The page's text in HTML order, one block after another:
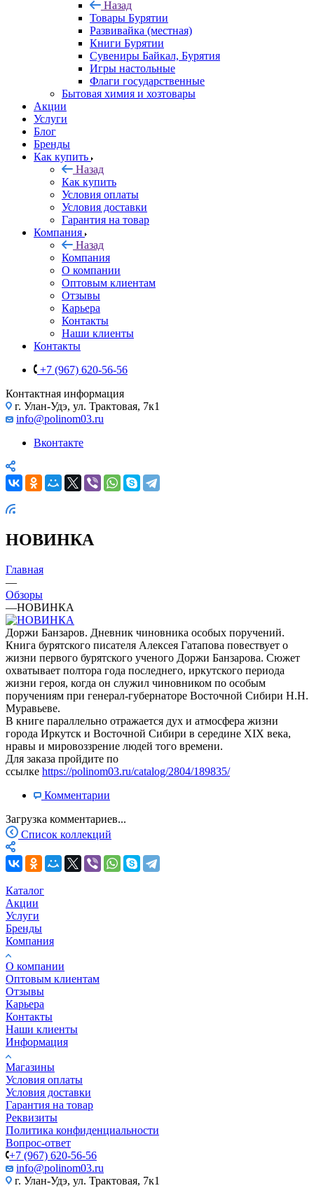
Назад
Товары Бурятии
Развивайка (местная)
Книги Бурятии
Сувениры Байкал, Бурятия
Игры настольные
Флаги государственные
Бытовая химия и хозтовары
Акции
Услуги
Блог
Бренды
Как купить
Назад
Как купить
Условия оплаты
Условия доставки
Гарантия на товар
Компания
Назад
Компания
О компании
Оптовым клиентам
Отзывы
Карьера
Контакты
Наши клиенты
Контакты
+7 (967) 620-56-56
Контактная информация
г. Улан-Удэ, ул. Трактовая, 7к1
info@polinom03.ru
Вконтакте
НОВИНКА
Главная
—
Обзоры
—НОВИНКА
Доржи Банзаров. Дневник чиновника особых поручений.
Книга бурятского писателя Алексея Гатапова повествует о
жизни первого бурятского ученого Доржи Банзарова. Сюжет
охватывает полтора года последнего, иркутского периода
жизни героя, когда он служил чиновником по особым
поручениям при генерал-губернаторе Восточной Сибири Н.Н.
Муравьеве.
В книге параллельно отражается дух и атмосфера жизни
города Иркутск и Восточной Сибири в середине XIX века,
нравы и мировоззрение людей того времени.
Для заказа пройдите по
ссылке https://polinom03.ru/catalog/2804/189835/
Комментарии
Загрузка комментариев...
Список коллекций
Каталог
Акции
Услуги
Бренды
Компания
О компании
Оптовым клиентам
Отзывы
Карьера
Контакты
Наши клиенты
Информация
Магазины
Условия оплаты
Условия доставки
Гарантия на товар
Реквизиты
Политика конфиденциальности
Вопрос-ответ
+7 (967) 620-56-56
info@polinom03.ru
г. Улан-Удэ, ул. Трактовая, 7к1